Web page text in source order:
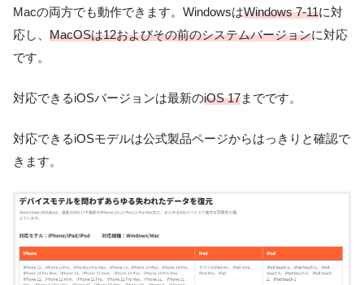
Macの両方でも動作できます。WindowsはWindows 7-11に対
応し、 MacOSは12およびその前のシステムバージョンに対応
です。
対応できるiOSバージョンは最新のiOS 17までです。
対応できるiOSモデルは公式製品ページからはっきりと確認で
きます。